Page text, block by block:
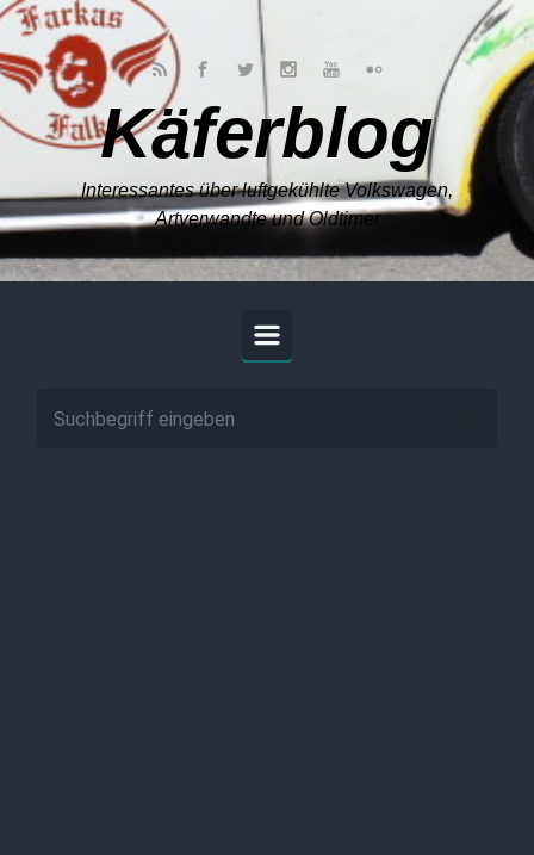
Zum Hauptinhalt springen
Käferblog
Interessantes über luftgekühlte Volkswagen,
Artverwandte und Oldtimer